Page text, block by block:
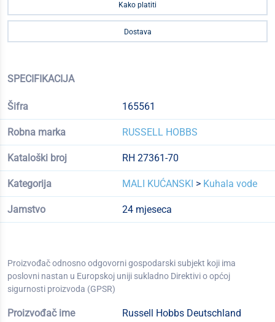
Kako platiti
Dostava
SPECIFIKACIJA
Šifra 165561
Robna marka RUSSELL HOBBS
Kataloški broj RH 27361-70
Kategorija MALI KUĆANSKI > Kuhala vode
Jamstvo 24 mjeseca
Proizvođač odnosno odgovorni gospodarski subjekt koji ima
poslovni nastan u Europskoj uniji sukladno Direktivi o općoj
sigurnosti proizvoda (GPSR)
Proizvođač ime
Russell Hobbs Deutschland